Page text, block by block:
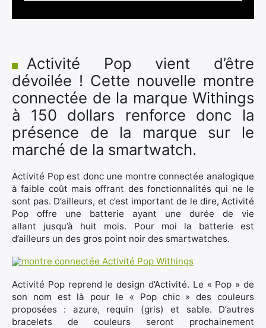
Activité Pop vient d’être
dévoilée ! Cette nouvelle montre
connectée de la marque Withings
à 150 dollars renforce donc la
présence de la marque sur le
marché de la smartwatch.
Activité Pop est donc une montre connectée analogique
à faible coût mais offrant des fonctionnalités qui ne le
sont pas. D’ailleurs, et c’est important de le dire, Activité
Pop offre une batterie ayant une durée de vie
allant jusqu’à huit mois. Pour moi la batterie est
d’ailleurs un des gros point noir des smartwatches.
Activité Pop reprend le design d’Activité. Le « Pop » de
son nom est là pour le « Pop chic » des couleurs
proposées : azure, requin (gris) et sable. D’autres
bracelets de couleurs seront prochainement